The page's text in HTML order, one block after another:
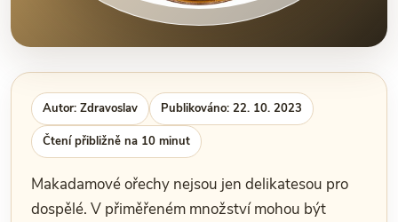
Autor: Zdravoslav Publikováno: 22. 10. 2023
Čtení přibližně na 10 minut
Makadamové ořechy nejsou jen delikatesou pro
dospělé. V přiměřeném množství mohou být